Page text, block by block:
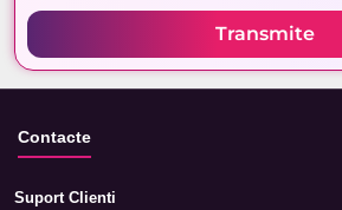
Transmite
Contacte
Suport Clienti